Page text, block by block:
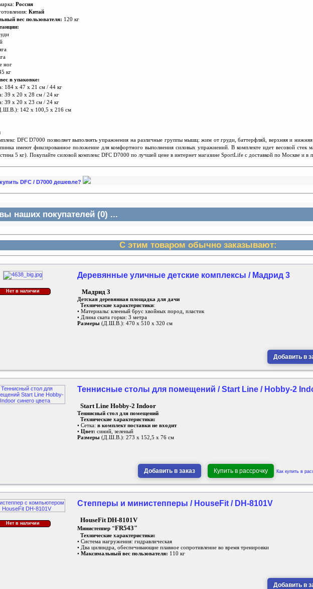
Россия
Китай
вес пользователя: 120 кг
ног
кг
в упаковке:
184 х 47 х 21 см / 44 кг
39 х 20 х 28 см / 24 кг
39 х 20 х 23 см / 24 кг
142 х 100,5 х 216 см
DFC D7000 позволяет выполнять упражнения на различные группы мышц: жим от груди, баттерфляй, верхняя и
имеют фиксированное положение для комфортного выполнения силовых упражнений. В комплекте идет весовой стек
5 кг). Покупайте силовой комплекс DFC D7000 по лучшей цене в интернет магазине SportLife с доставкой по Москве и в
DFC / D7000 дешевле?
наших покупателей (0) ...
С этим товаром обычно заказывают:
Нет в наличии
Деревянные уличные детские комплексы / Мадрид 3
Мадрид 3
Детская деревянная площадка для дачи
Технические характеристики:
• Материалы: клееный брус хвойных пород, пластик
• Длина ската горки: 3 метра
Размеры (Д.Ш.В.): 470 х 510 х 320 см
Добавить в
Теннисные столы для помещений / Start Line / Hobby-2
Start Line Hobby-2 Indoor
Теннисный стол для помещений
Технические характеристики:
• Сетка: в комплект поставки не входит
• Цвет: синий, зеленый
Размеры (Д.Ш.В.): 273 х 152,5 х 76 см
Добавить в заказ Купить в рассрочку Как купить в
Нет в наличии
Степперы и министепперы / HouseFit / DH-8101V
HouseFit DH-8101V
Министеппер "FR543"
Технические характеристики:
• Система нагружения: гидравлическая
• Два цилиндра, обеспечивающие плавное сопротивление во время тренировки
• Максимальный вес пользователя: 110 кг
Добавить в